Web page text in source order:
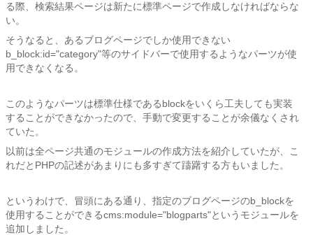
る際、検索結果ページは新たに標準ページで作成しなければならな
い。
そうなると、あるブログページでしか使用できない
b_block:id="category"等のサイドバーで使用するようなパーツが使
用できなくなる。
このようなパーツは標準仕様であるblockをいくら工夫しても実装
することができなかったので、手動で変更することが余儀なくされ
ていた。
以前は全ページ共通のモジュールの作成方法を紹介していたが、こ
れだとPHPの記述があまりにも多すぎて躊躇する方もいました。
というわけで、冒頭にある通り、指定のブログページのb_blockを
使用することができるcms:module="blogparts"というモジュールを
追加しました。